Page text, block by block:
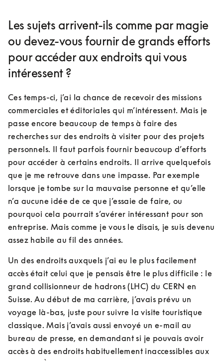
Les sujets arrivent-ils comme par magie
ou devez-vous fournir de grands efforts
pour accéder aux endroits qui vous
intéressent ?
Ces temps-ci, j’ai la chance de recevoir des missions
commerciales et éditoriales qui m’intéressent. Mais je
passe encore beaucoup de temps à faire des
recherches sur des endroits à visiter pour des projets
personnels. Il faut parfois fournir beaucoup d’efforts
pour accéder à certains endroits. Il arrive quelquefois
que je me retrouve dans une impasse. Par exemple
lorsque je tombe sur la mauvaise personne et qu’elle
n’a aucune idée de ce que j’essaie de faire, ou
pourquoi cela pourrait s’avérer intéressant pour son
entreprise. Mais comme je vous le disais, je suis devenu
assez habile au fil des années.
Un des endroits auxquels j’ai eu le plus facilement
accès était celui que je pensais être le plus difficile : le
grand collisionneur de hadrons (LHC) du CERN en
Suisse. Au début de ma carrière, j’avais prévu un
voyage là-bas, juste pour suivre la visite touristique
classique. Mais j’avais aussi envoyé un e-mail au
bureau de presse, en demandant si je pouvais avoir
accès à des endroits habituellement inaccessibles aux